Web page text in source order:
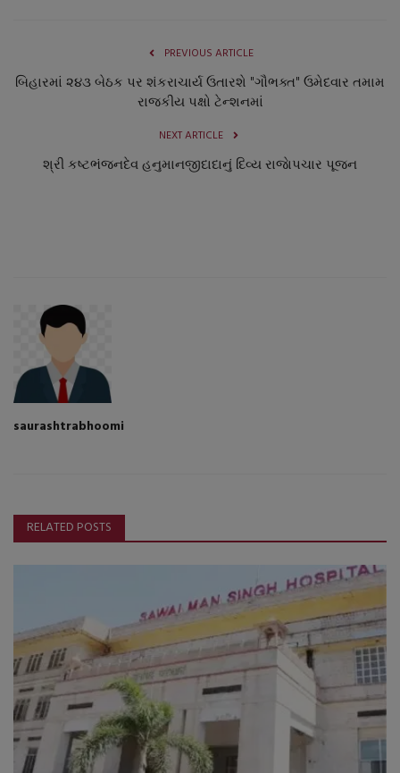
PREVIOUS ARTICLE
બિહારમાં ૨૪૩ બેઠક પર શંકરાચાર્ય ઉતારશે "ગૌભક્ત" ઉમેદવાર તમામ
રાજકીય પક્ષો ટેન્શનમાં
NEXT ARTICLE
શ્રી કષ્ટભંજનદેવ હનુમાનજીદાદાનું દિવ્ય રાજાેપચાર પૂજન
saurashtrabhoomi
RELATED POSTS